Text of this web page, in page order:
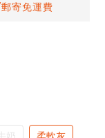
寄免運費